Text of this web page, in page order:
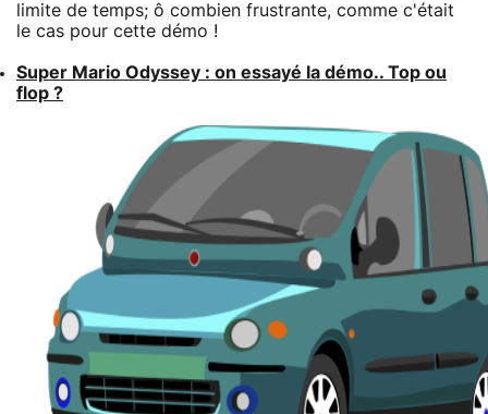
limite de temps; ô combien frustrante, comme c'était
le cas pour cette démo !
Super Mario Odyssey : on essayé la démo.. Top ou
flop ?